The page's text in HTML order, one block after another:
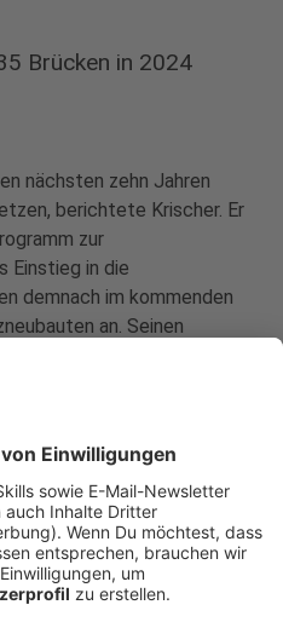
Brücken in 2024
nächsten zehn Jahren
berichtete Krischer. Er
zur
Einstieg in die
demnach im kommenden
an. Seinen
dann zusammen mit den
51
einem Gesamtvolumen
im Bau befinden. Das
Bundes- und
50 Jahren. "Ein großer
Westfalen wurde in den
Sie sind nicht für die
des